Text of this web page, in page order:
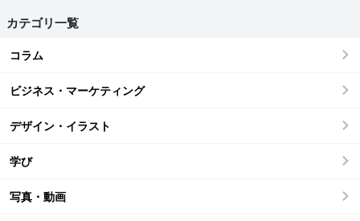
カテゴリ一覧
コラム
ビジネス・マーケティング
デザイン・イラスト
学び
写真・動画